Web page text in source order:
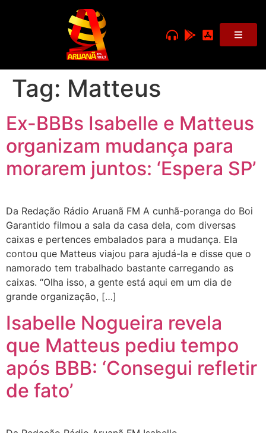
Tag: Matteus
Ex-BBBs Isabelle e Matteus
organizam mudança para
morarem juntos: ‘Espera SP’
Da Redação Rádio Aruanã FM A cunhã-poranga do Boi
Garantido filmou a sala da casa dela, com diversas
caixas e pertences embalados para a mudança. Ela
contou que Matteus viajou para ajudá-la e disse que o
namorado tem trabalhado bastante carregando as
caixas. “Olha isso, a gente está aqui em um dia de
grande organização, […]
Isabelle Nogueira revela
que Matteus pediu tempo
após BBB: ‘Consegui refletir
de fato’